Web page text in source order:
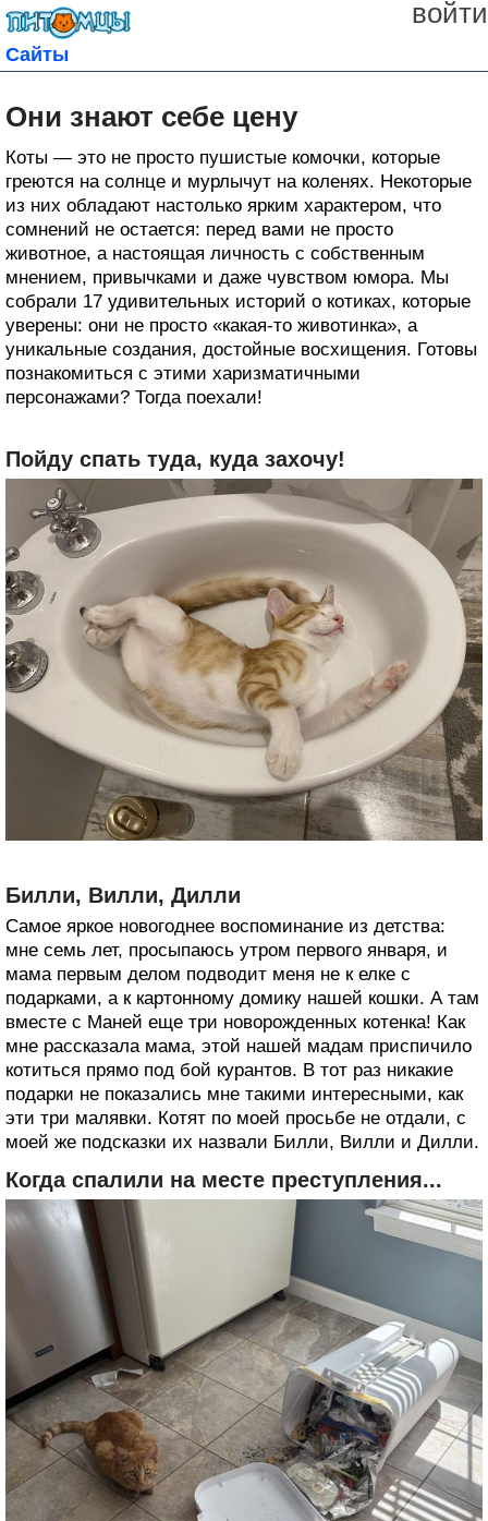
войти
Сайты
Они знают себе цену
Коты — это не просто пушистые комочки, которые
греются на солнце и мурлычут на коленях. Некоторые
из них обладают настолько ярким характером, что
сомнений не остается: перед вами не просто
животное, а настоящая личность с собственным
мнением, привычками и даже чувством юмора. Мы
собрали 17 удивительных историй о котиках, которые
уверены: они не просто «какая-то животинка», а
уникальные создания, достойные восхищения. Готовы
познакомиться с этими харизматичными
персонажами? Тогда поехали!
Пойду спать туда, куда захочу!
Билли, Вилли, Дилли
Самое яркое новогоднее воспоминание из детства:
мне семь лет, просыпаюсь утром первого января, и
мама первым делом подводит меня не к елке с
подарками, а к картонному домику нашей кошки. А там
вместе с Маней еще три новорожденных котенка! Как
мне рассказала мама, этой нашей мадам приспичило
котиться прямо под бой курантов. В тот раз никакие
подарки не показались мне такими интересными, как
эти три малявки. Котят по моей просьбе не отдали, с
моей же подсказки их назвали Билли, Вилли и Дилли.
Когда спалили на месте преступления...